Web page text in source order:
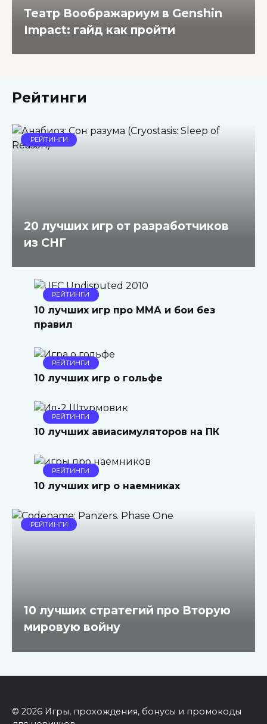
Театр Воображариум в Genshin
Impact: гайд как пройти
Рейтинги
РЕЙТИНГИ
20 лучших игр от разработчиков
из СНГ
РЕЙТИНГИ
10 лучших игр про ММА и бои без
правил
РЕЙТИНГИ
10 лучших игр о гольфе
РЕЙТИНГИ
10 лучших авиасимуляторов на ПК
РЕЙТИНГИ
10 лучших игр о наемниках
РЕЙТИНГИ
10 лучших стратегий про Вторую
мировую войну
© 2026 Игры, прохождения, бонусы и промокоды